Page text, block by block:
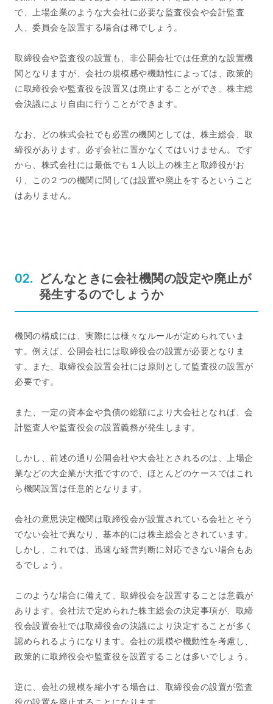
で、上場企業のような大会社に必要な監査役会や会計監査
人、委員会を設置する場合は稀でしょう。
取締役会や監査役の設置も、非公開会社では任意的な設置機
関となりますが、会社の規模感や機動性によっては、政策的
に取締役会や監査役を設置又は廃止することができ、株主総
会決議により自由に行うことができます。
なお、どの株式会社でも必置の機関としては、株主総会、取
締役があります。必ず会社に置かなくてはいけません。です
から、株式会社には最低でも１人以上の株主と取締役がお
り、この２つの機関に関しては設置や廃止をするということ
はありません。
どんなときに会社機関の設定や廃止が
発生するのでしょうか
機関の構成には、実際には様々なルールが定められていま
す。例えば、公開会社には取締役会の設置が必要となりま
す。また、取締役会設置会社には原則として監査役の設置が
必要です。
また、一定の資本金や負債の総額により大会社となれば、会
計監査人や監査役会の設置義務が発生します。
しかし、前述の通り公開会社や大会社とされるのは、上場企
業などの大企業が大抵ですので、ほとんどのケースではこれ
ら機関設置は任意的となります。
会社の意思決定機関は取締役会が設置されている会社とそう
でない会社で異なり、基本的には株主総会とされています。
しかし、これでは、迅速な経営判断に対応できない場合もあ
るでしょう。
このような場合に備えて、取締役会を設置することは意義が
あります。会社法で定められた株主総会の決定事項が、取締
役会設置会社では取締役会の決議により決定することが多く
認められるようになります。会社の規模や機動性を考慮し、
政策的に取締役会や監査役を設置することは多いでしょう。
逆に、会社の規模を縮小する場合は、取締役会の設置が監査
役の設置を廃止することになります。